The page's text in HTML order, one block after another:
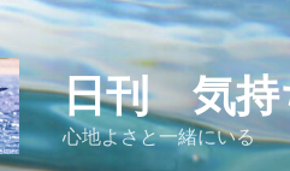
日刊 気持
心地よさと一緒にいる